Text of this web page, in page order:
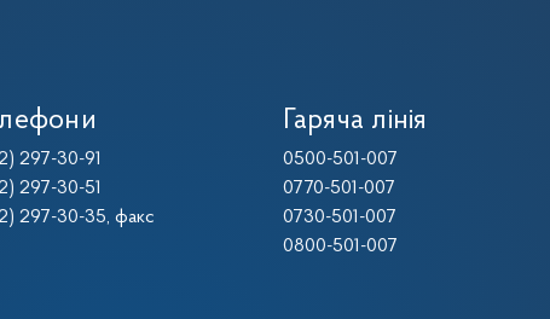
297-30-91
297-30-51
297-30-35, факс
Гаряча лінія
0500-501-007
0770-501-007
0730-501-007
0800-501-007